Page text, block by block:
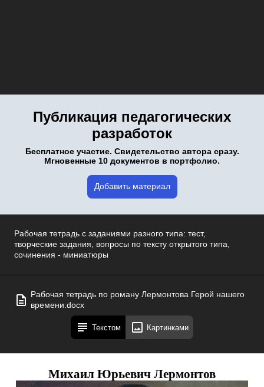
Публикация педагогических
разработок
Бесплатное участие. Свидетельство автора сразу.
Мгновенные 10 документов в портфолио.
Добавить материал
Рабочая тетрадь с заданиями разного типа: тест,
творческие задания, вопросы по тексту открытого типа,
сочинения - миниатюры
Рабочая тетрадь пo роману Лермонтова Герой нашего
времени.docx
Текстом Картинками
Михаил Юрьевич Лермонтов